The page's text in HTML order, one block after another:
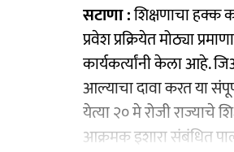
सटाणा :शिक्षणाचा हक्क
प्रवेश प्रक्रियेत मोठ्या
कार्यकर्त्यांनी केला आहे.
आल्याचा दावा करत या
येत्या २० मे रोजी राज्याचे
आक्रमक इशारा संबंधित